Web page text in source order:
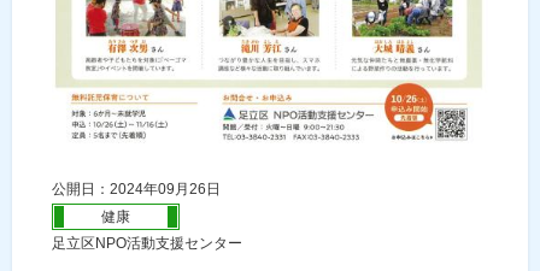
公開日：2024年09月26日
健康
足立区NPO活動支援センター